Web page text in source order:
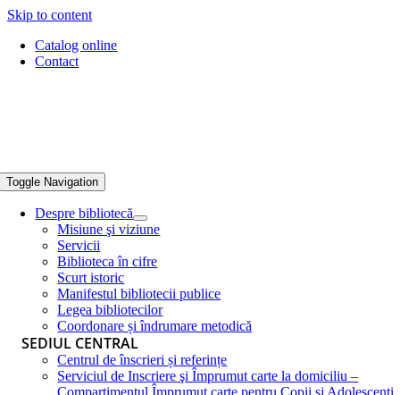
Skip to content
Catalog online
Contact
Toggle Navigation
Despre bibliotecă
Misiune şi viziune
Servicii
Biblioteca în cifre
Scurt istoric
Manifestul bibliotecii publice
Legea bibliotecilor
Coordonare și îndrumare metodică
SEDIUL CENTRAL
Centrul de înscrieri și referințe
Serviciul de Inscriere şi Împrumut carte la domiciliu –
Compartimentul Împrumut carte pentru Copii şi Adolescenţi